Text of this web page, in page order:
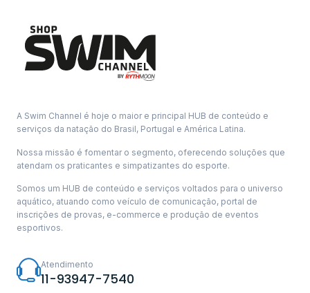
A Swim Channel é hoje o maior e principal HUB de conteúdo e
serviços da natação do Brasil, Portugal e América Latina.
Nossa missão é fomentar o segmento, oferecendo soluções que
atendam os praticantes e simpatizantes do esporte.
Somos um HUB de conteúdo e serviços voltados para o universo
aquático, atuando como veículo de comunicação, portal de
inscrições de provas, e-commerce e produção de eventos
esportivos.
Atendimento
11-93947-7540